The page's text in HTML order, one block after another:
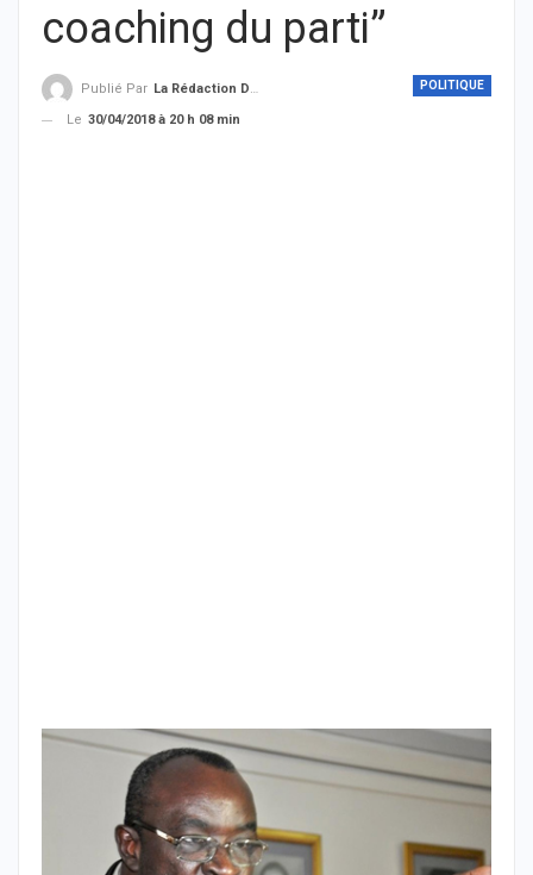
coaching du parti”
POLITIQUE
Publié Par La Rédaction De THIEYSENEGAL.com
Le 30/04/2018 à 20 h 08 min